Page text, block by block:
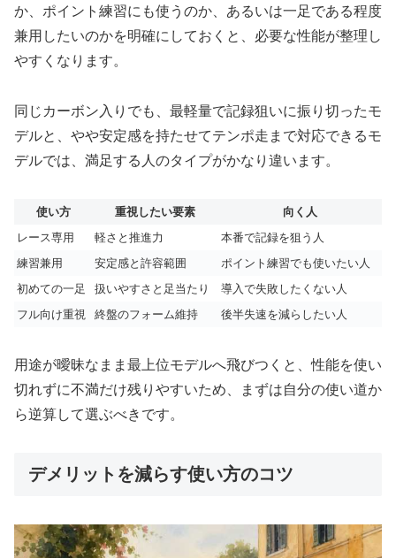
か、ポイント練習にも使うのか、あるいは一足である程度
兼用したいのかを明確にしておくと、必要な性能が整理し
やすくなります。
同じカーボン入りでも、最軽量で記録狙いに振り切ったモ
デルと、やや安定感を持たせてテンポ走まで対応できるモ
デルでは、満足する人のタイプがかなり違います。
使い方 重視したい要素
向く人
レース専用
軽さと推進力
本番で記録を狙う人
練習兼用
安定感と許容範囲
ポイント練習でも使いたい人
初めての一足
扱いやすさと足当たり
導入で失敗したくない人
フル向け重視
終盤のフォーム維持 後半失速を減らしたい人
用途が曖昧なまま最上位モデルへ飛びつくと、性能を使い
切れずに不満だけ残りやすいため、まずは自分の使い道か
ら逆算して選ぶべきです。
デメリットを減らす使い方のコツ